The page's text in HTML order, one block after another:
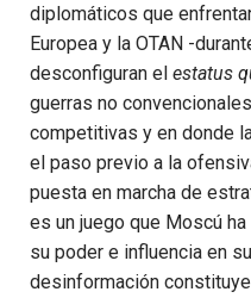
diplomáticos que
Europea y la OTAN -
desconfiguran el estatus
guerras no
competitivas y en donde
el paso previo a la
puesta en marcha de
es un juego que Moscú
su poder e influencia en
desinformación